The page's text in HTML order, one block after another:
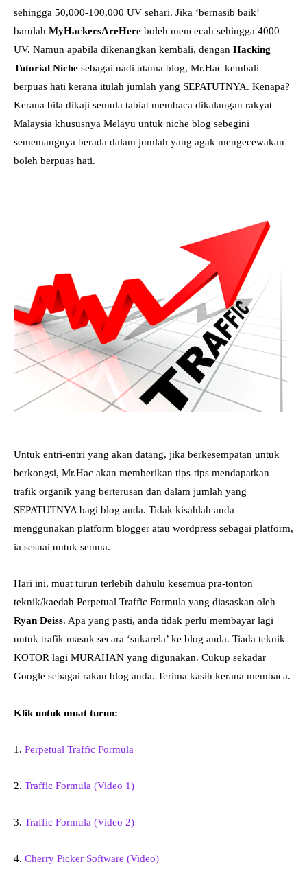
sehingga 50,000-100,000 UV sehari. Jika ‘bernasib baik’
barulah MyHackersAreHere boleh mencecah sehingga 4000
UV. Namun apabila dikenangkan kembali, dengan Hacking
Tutorial Niche sebagai nadi utama blog, Mr.Hac kembali
berpuas hati kerana itulah jumlah yang SEPATUTNYA. Kenapa?
Kerana bila dikaji semula tabiat membaca dikalangan rakyat
Malaysia khususnya Melayu untuk niche blog sebegini
sememangnya berada dalam jumlah yang agak mengecewakan
boleh berpuas hati.
Untuk entri-entri yang akan datang, jika berkesempatan untuk
berkongsi, Mr.Hac akan memberikan tips-tips mendapatkan
trafik organik yang berterusan dan dalam jumlah yang
SEPATUTNYA bagi blog anda. Tidak kisahlah anda
menggunakan platform blogger atau wordpress sebagai platform,
ia sesuai untuk semua.
Hari ini, muat turun terlebih dahulu kesemua pra-tonton
teknik/kaedah Perpetual Traffic Formula yang diasaskan oleh
Ryan Deiss. Apa yang pasti, anda tidak perlu membayar lagi
untuk trafik masuk secara ‘sukarela’ ke blog anda. Tiada teknik
KOTOR lagi MURAHAN yang digunakan. Cukup sekadar
Google sebagai rakan blog anda. Terima kasih kerana membaca.
Klik untuk muat turun:
1. Perpetual Traffic Formula
2. Traffic Formula (Video 1)
3. Traffic Formula (Video 2)
4. Cherry Picker Software (Video)